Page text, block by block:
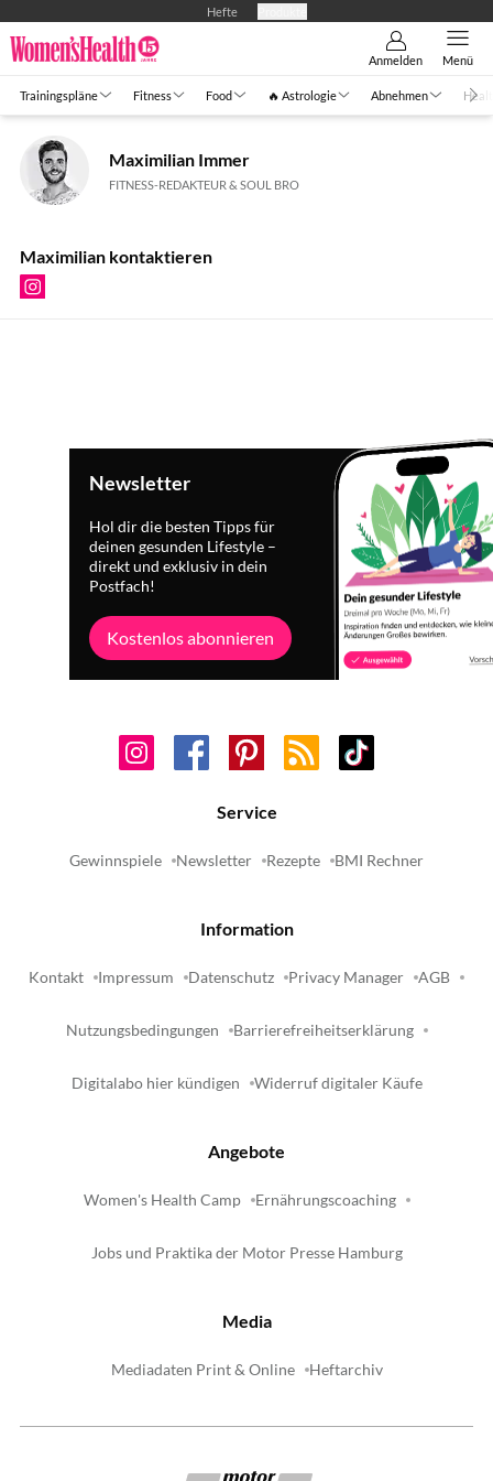
Hefte
Anmelden Menü
Trainingspläne Fitness Food 🔥 Astrologie Abnehmen
Maximilian Immer
FITNESS-REDAKTEUR & SOUL BRO
Maximilian kontaktieren
Newsletter
Hol dir die besten Tipps für
deinen gesunden Lifestyle –
direkt und exklusiv in dein
Postfach!
Kostenlos abonnieren
Service
Gewinnspiele Newsletter Rezepte BMI Rechner
Information
Kontakt Impressum Datenschutz Privacy Manager AGB
Nutzungsbedingungen Barrierefreiheitserklärung
Digitalabo hier kündigen Widerruf digitaler Käufe
Angebote
Women's Health Camp Ernährungscoaching
Jobs und Praktika der Motor Presse Hamburg
Media
Mediadaten Print & Online Heftarchiv